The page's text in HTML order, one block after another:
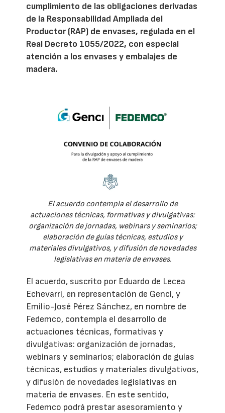
cumplimiento de las obligaciones derivadas
de la Responsabilidad Ampliada del
Productor (RAP) de envases, regulada en el
Real Decreto 1055/2022, con especial
atención a los envases y embalajes de
madera.
El acuerdo contempla el desarrollo de
actuaciones técnicas, formativas y divulgativas:
organización de jornadas, webinars y seminarios;
elaboración de guías técnicas, estudios y
materiales divulgativos, y difusión de novedades
legislativas en materia de envases.
El acuerdo, suscrito por Eduardo de Lecea
Echevarri, en representación de Genci, y
Emilio-José Pérez Sánchez, en nombre de
Fedemco, contempla el desarrollo de
actuaciones técnicas, formativas y
divulgativas: organización de jornadas,
webinars y seminarios; elaboración de guías
técnicas, estudios y materiales divulgativos,
y difusión de novedades legislativas en
materia de envases. En este sentido,
Fedemco podrá prestar asesoramiento y